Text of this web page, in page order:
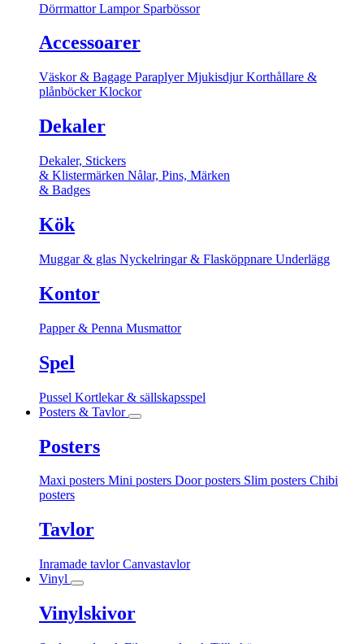
DörrmattorLampor Sparbössor
Accessoarer
Väskor & Bagage ParaplyerMjukisdjurKorthållare &
plånböckerKlockor
Dekaler
Dekaler, Stickers
& Klistermärken Nålar, Pins, Märken
& Badges
Kök
Muggar & glas Nyckelringar & Flasköppnare Underlägg
Kontor
Papper & Penna Musmattor
Spel
Pussel Kortlekar & sällskapsspel
Posters & Tavlor
Posters
Maxi posters Mini posters Door posters Slim posters Chibi
posters
Tavlor
Inramade tavlorCanvastavlor
Vinyl
Vinylskivor